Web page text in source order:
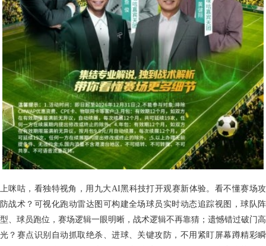
上咪咕，看独特视角，用九大AI黑科技打开观赛新体验。看不懂赛场攻
防战术？可视化跑动雷达图可构建全场球员实时动态追踪视图，球队阵
型、球员跑位，赛场逻辑一眼明晰，战术逻辑不再靠猜；遗憾错过破门高
光？赛点识别自动抓取绝杀、进球、关键攻防，不用紧盯屏幕蹲精彩瞬